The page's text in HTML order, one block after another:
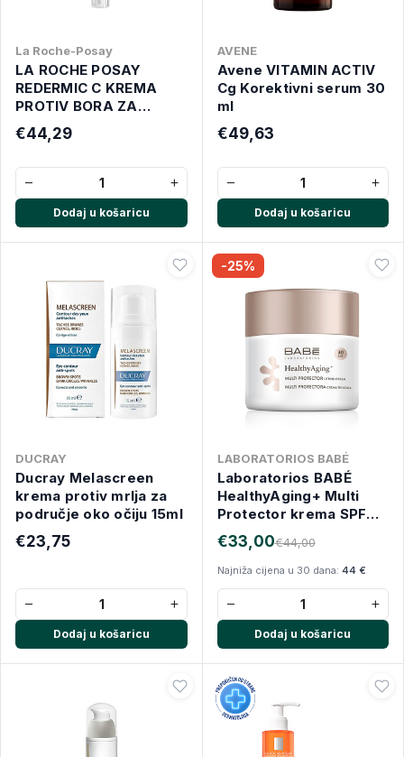
La Roche-Posay
LA ROCHE POSAY
REDERMIC C KREMA
PROTIV BORA ZA
NORMALNU/MJEŠOVITU
KOŽU 40 ML
€44,29
− +
Dodaj u košaricu
AVENE
Avene VITAMIN ACTIV
Cg Korektivni serum 30
ml
€49,63
− +
Dodaj u košaricu
DUCRAY
Ducray Melascreen
krema protiv mrlja za
područje oko očiju 15ml
€23,75
− +
Dodaj u košaricu
-25%
LABORATORIOS BABÉ
Laboratorios BABÉ
HealthyAging+ Multi
Protector krema SPF
30 50 ml
€44,00
€33,00
Najniža cijena u 30 dana: 44 €
− +
Dodaj u košaricu